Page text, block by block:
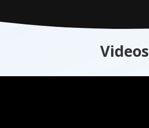
Videos